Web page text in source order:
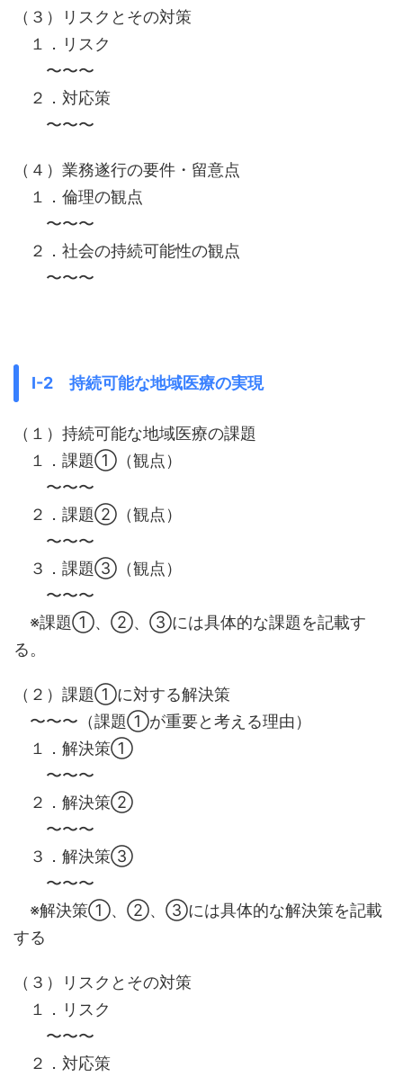
（３）リスクとその対策
１．リスク
〜〜〜
２．対応策
〜〜〜
（４）業務遂行の要件・留意点
１．倫理の観点
〜〜〜
２．社会の持続可能性の観点
〜〜〜
Ⅰ-2 持続可能な地域医療の実現
（１）持続可能な地域医療の課題
１．課題①（観点）
〜〜〜
２．課題②（観点）
〜〜〜
３．課題③（観点）
〜〜〜
※課題①、②、③には具体的な課題を記載す
る。
（２）課題①に対する解決策
〜〜〜（課題①が重要と考える理由）
１．解決策①
〜〜〜
２．解決策②
〜〜〜
３．解決策③
〜〜〜
※解決策①、②、③には具体的な解決策を記載
する
（３）リスクとその対策
１．リスク
〜〜〜
２．対応策